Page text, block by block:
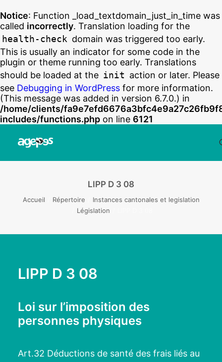
Notice: Function _load_textdomain_just_in_time was
called incorrectly. Translation loading for the
health-check domain was triggered too early.
This is usually an indicator for some code in the
plugin or theme running too early. Translations
should be loaded at the init action or later. Please
see Debugging in WordPress for more information.
(This message was added in version 6.7.0.) in
/home/clients/
includes/functions.php on line 6121
LIPP D 3 08
Accueil Répertoire
Instances cantonales et legislation
Législation
LIPP D 3 08
Loi sur l’imposition des
personnes physiques
Art.32 Déductions de santé des frais liés au